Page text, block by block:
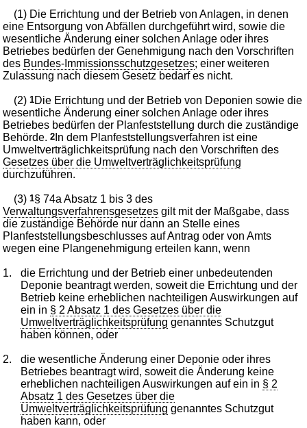
(1) Die Errichtung und der Betrieb von Anlagen, in denen
eine Entsorgung von Abfällen durchgeführt wird, sowie die
wesentliche Änderung einer solchen Anlage oder ihres
Betriebes bedürfen der Genehmigung nach den Vorschriften
des Bundes-Immissionsschutzgesetzes; einer weiteren
Zulassung nach diesem Gesetz bedarf es nicht.
(2)1Die Errichtung und der Betrieb von Deponien sowie die
wesentliche Änderung einer solchen Anlage oder ihres
Betriebes bedürfen der Planfeststellung durch die zuständige
Behörde.2 In dem Planfeststellungsverfahren ist eine
Umweltverträglichkeitsprüfung nach den Vorschriften des
Gesetzes über die Umweltverträglichkeitsprüfung
durchzuführen.
(3)1§ 74a Absatz 1 bis 3 des
Verwaltungsverfahrensgesetzes gilt mit der Maßgabe, dass
die zuständige Behörde nur dann an Stelle eines
Planfeststellungsbeschlusses auf Antrag oder von Amts
wegen eine Plangenehmigung erteilen kann, wenn
1.
die Errichtung und der Betrieb einer unbedeutenden
Deponie beantragt werden, soweit die Errichtung und der
Betrieb keine erheblichen nachteiligen Auswirkungen auf
ein in § 2 Absatz 1 des Gesetzes über die
Umweltverträglichkeitsprüfung genanntes Schutzgut
haben können, oder
2.
die wesentliche Änderung einer Deponie oder ihres
Betriebes beantragt wird, soweit die Änderung keine
erheblichen nachteiligen Auswirkungen auf ein in § 2
Absatz 1 des Gesetzes über die
Umweltverträglichkeitsprüfung genanntes Schutzgut
haben kann, oder